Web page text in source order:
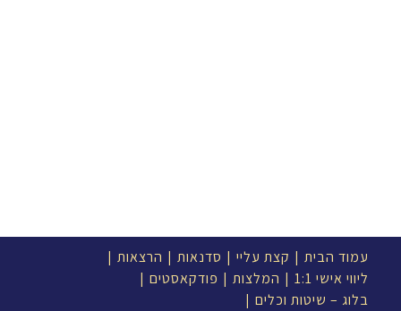
עמוד הבית קצת עליי סדנאות
הרצאות
ליווי אישי 1:1
המלצות
פודקאסטים
בלוג – שיטות וכלים